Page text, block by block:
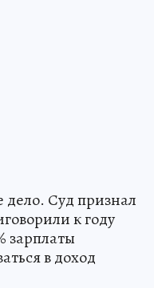
дело. Суд признал
к году
зарплаты
в доход